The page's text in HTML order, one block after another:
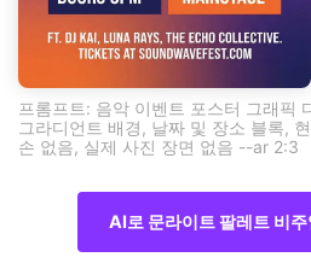
프롬프트: 음악 이벤트 포스터 그래픽
그라디언트 배경, 날짜 및 장소 블록,
손 없음, 실제 사진 장면 없음 --ar 2:3
AI로 문라이트 팔레트 비